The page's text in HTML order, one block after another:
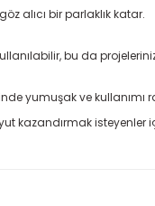
alıcı bir parlaklık katar.
bu da
yumuşak ve kullanımı
kazandırmak